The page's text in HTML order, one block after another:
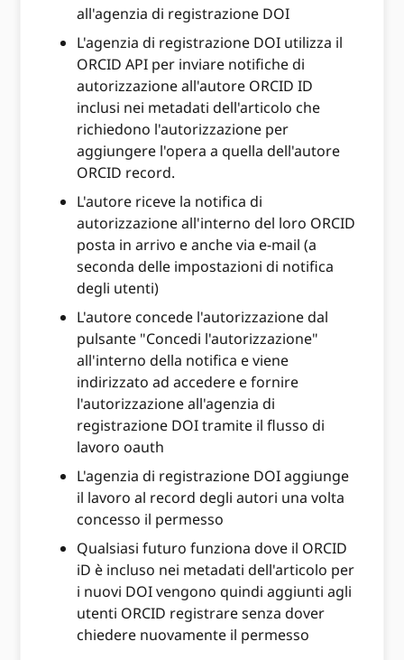
all'agenzia di registrazione DOI
L'agenzia di registrazione DOI utilizza il
ORCID API per inviare notifiche di
autorizzazione all'autore ORCID ID
inclusi nei metadati dell'articolo che
richiedono l'autorizzazione per
aggiungere l'opera a quella dell'autore
ORCID record.
L'autore riceve la notifica di
autorizzazione all'interno del loro ORCID
posta in arrivo e anche via e-mail (a
seconda delle impostazioni di notifica
degli utenti)
L'autore concede l'autorizzazione dal
pulsante "Concedi l'autorizzazione"
all'interno della notifica e viene
indirizzato ad accedere e fornire
l'autorizzazione all'agenzia di
registrazione DOI tramite il flusso di
lavoro oauth
L'agenzia di registrazione DOI aggiunge
il lavoro al record degli autori una volta
concesso il permesso
Qualsiasi futuro funziona dove il ORCID
iD è incluso nei metadati dell'articolo per
i nuovi DOI vengono quindi aggiunti agli
utenti ORCID registrare senza dover
chiedere nuovamente il permesso